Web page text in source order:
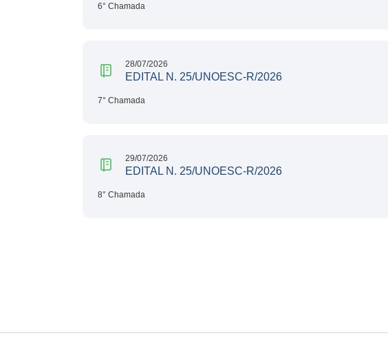
6° Chamada
28/07/2026
EDITAL N. 25/UNOESC-R/2026
7° Chamada
29/07/2026
EDITAL N. 25/UNOESC-R/2026
8° Chamada